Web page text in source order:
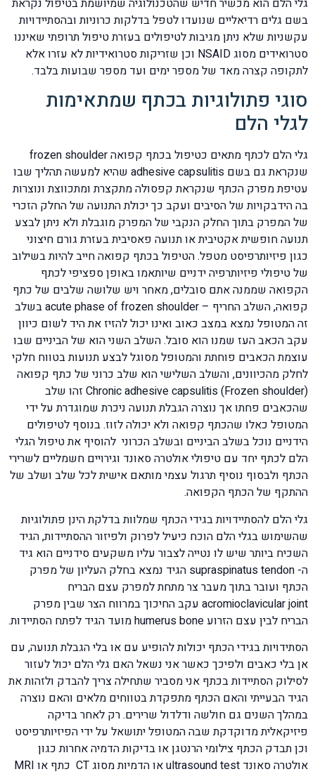
גלי הלם הוא מכשיר חדיש שהטכנולוגיה שמיושמת בטיפול נקראת
בשם גלים רדיאליים שנועדו לטפל בדלקות כרוניות ובהסתיידויות
עקשניות שלא ניתן מגיבות לטיפולים בעזרת טיפול תרופתי שאיננו
סטרואידים מסוג NSAID וכן שזריקות סטרואידיות לא עזרו אלא
לתקופה קצרה מאד של מספר ימים ועד מספר שבועות בלבד.
סוגי פתולוגיות בכתף שמתאימות
לגלי הלם
גלי הלם לכתף מתאים כטיפול בכתף קפואה frozen shoulder
שנקראת גם בשם adhesive capsulitis שהיא למעשה תהליך שבו
עטיפת מפרק הכתף שנקראת קפסולה מתקצרת ומתכווצת ונוצרות
בה הידבקויות של הסיבים ועקב כך יכולת התנועה של החלק הזכרי
של המפרק בתוך החלק הנקבי של המפרק מוגבלת ולא ניתן לבצע
תנועה חופשית אקטיבית או תנועה פאסיבית בעזרת גורם חיצוני
כגון פיזיותרפיסט מטפל. הטיפול בכתף קפואה חייב להיות בשילוב
של טיפולי פיזיותרפיה ידניים שיותאמו באופן ספציפי לכתף
הקפואה שממנה אתם סובלים, מאחר ויש שלושה שלבים של כתף
קפואה, השלב החריף – acute phase of frozen shoulder בשלב
זה המטופל נמצא במצב כאוב ואינו יכול להזיז את היד לשום כיוון
עקב הכאב העז שמנו הוא סובל. השלב השני הוא של הביניים שבו
עוצמת הכאבים פוחתת והמטופל מסוגל לבצע תנועות בטווח חלקי
לחלק מהכיוונים, והשלב השלישי הוא שלב כרוני של כתף קפואה
Chronic adhesive capsulitis (Frozen shoulder) זהו שלב
שהכאבים פחתו אך נוצרה הגבלת תנועה ניכרת שמוגדרת על ידי
המטופל כאלו שהכתף קפואה ולא יכולה לזוז. בנוסף לטיפולים
הידניים נוכל בשלב הביניים ובשלב הכרוני להוסיף את טיפול הגלי
הלם לכתף יחד עם טיפולי אולטרה סאונד וגירויים חשמליים לשרירי
הכתף ולבסוף נוסיף תרגול עצמי מותאם אישית לכל שלב ושלב של
ההתקף של הכתף הקפואה.
גלי הלם להסתיידויות בגידי הכתף שמלוות בדלקת הינן פתולוגיות
שהשימוש בגלי הלם הוכח כיעיל לפרוק ולפיזור ההסתיידות, הגיד
השכיח ביותר שיש לו נטייה לצבור עליו משקעים סידניים הוא גיד
ה- supraspinatus tendon הגיד נמצא בחלק העליון של מפרק
הכתף ועובר בתוך מעבר צר מתחת למפרק עצם הבריח
acromioclavicular joint עקב החיכוך במרווח הצר שבין מפרק
הבריח לבין עצם הזרוע humerus bone מועד הגיד לפתח הסתיידות.
הסתידויות בגידי הכתף יכולות להופיע עם או בלי הגבלת תנועה, עם
אן בלי כאבים ולפיכך כאשר אני נשאל האם גלי הלם יכול לעזור
לסילוק הסתיידות בכתף אני מסביר שתחילה צריך להבדק ולזהות את
הגיד הבעייתי והאם הכתף מתפקדת בטווחים מלאים והאם נוצרה
במהלך השנים גם חולשה ודלדול שרירים. רק לאחר בדיקה
פיזיקאלית מדוקדקת שבה המטופל יתושאל על ידי הפיזיותרפיסט
וכן תבדק הכתף צילומי הרנטגן או בדיקות הדמיה אחרות כגון
אולטרה סאונד ultrasound test או הדמיות מסוג CT כתף או MRI